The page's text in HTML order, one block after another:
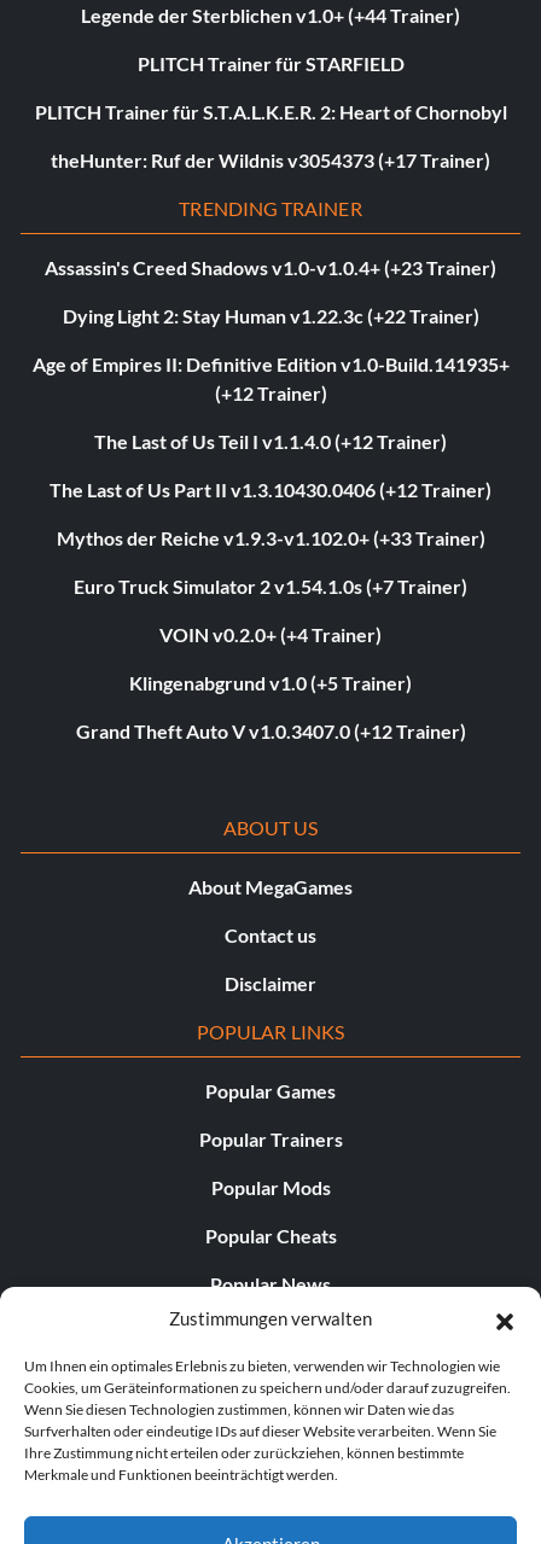
Zustimmungen verwalten
Um Ihnen ein optimales Erlebnis zu bieten, verwenden wir Technologien wie
Cookies, um Geräteinformationen zu speichern und/oder darauf zuzugreifen.
Wenn Sie diesen Technologien zustimmen, können wir Daten wie das
Surfverhalten oder eindeutige IDs auf dieser Website verarbeiten. Wenn Sie
Ihre Zustimmung nicht erteilen oder zurückziehen, können bestimmte
Merkmale und Funktionen beeinträchtigt werden.
Legende der Sterblichen v1.0+ (+44 Trainer)
PLITCH Trainer für STARFIELD
PLITCH Trainer für S.T.A.L.K.E.R. 2: Heart of Chornobyl
theHunter: Ruf der Wildnis v3054373 (+17 Trainer)
TRENDING TRAINER
Assassin's Creed Shadows v1.0-v1.0.4+ (+23 Trainer)
Dying Light 2: Stay Human v1.22.3c (+22 Trainer)
Age of Empires II: Definitive Edition v1.0-Build.141935+
(+12 Trainer)
The Last of Us Teil I v1.1.4.0 (+12 Trainer)
The Last of Us Part II v1.3.10430.0406 (+12 Trainer)
Mythos der Reiche v1.9.3-v1.102.0+ (+33 Trainer)
Euro Truck Simulator 2 v1.54.1.0s (+7 Trainer)
VOIN v0.2.0+ (+4 Trainer)
Klingenabgrund v1.0 (+5 Trainer)
Grand Theft Auto V v1.0.3407.0 (+12 Trainer)
ABOUT US
About MegaGames
Contact us
Disclaimer
POPULAR LINKS
Popular Games
Popular Trainers
Popular Mods
Popular Cheats
Popular News
Popular Editorials
Popular Free Games
LATEST UPDATES